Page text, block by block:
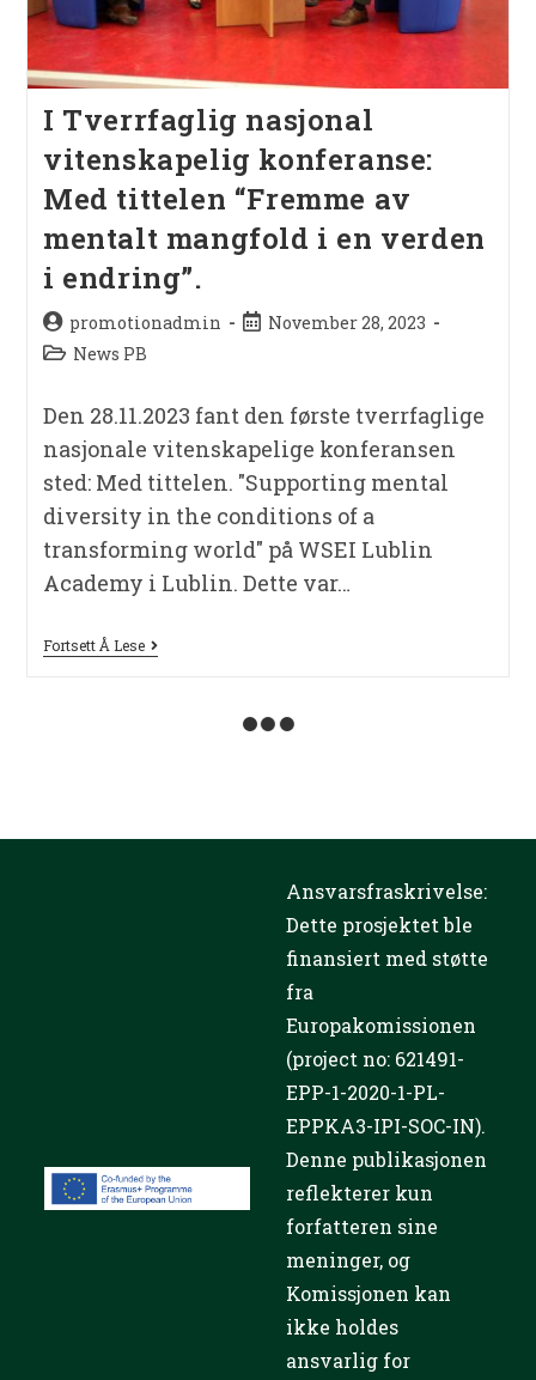
I Tverrfaglig nasjonal
vitenskapelig konferanse:
Med tittelen “Fremme av
mentalt mangfold i en verden
i endring”.
promotionadmin
November 28, 2023
News PB
Den 28.11.2023 fant den første tverrfaglige
nasjonale vitenskapelige konferansen
sted: Med tittelen. "Supporting mental
diversity in the conditions of a
transforming world" på WSEI Lublin
Academy i Lublin. Dette var…
Fortsett Å Lese
prosjektresultater til
representanter for
næringslivet i Lublin
November 17, 2023
2023-forumet, som ble arrangert av WSEI-
universitetet, fokuserte på hvordan
næringslivet, lokale myndigheter, sosiale
strukturer og forbrukere fungerer i en
situasjon med økonomiske og sosiale
kriser. Temaet for konferansen var